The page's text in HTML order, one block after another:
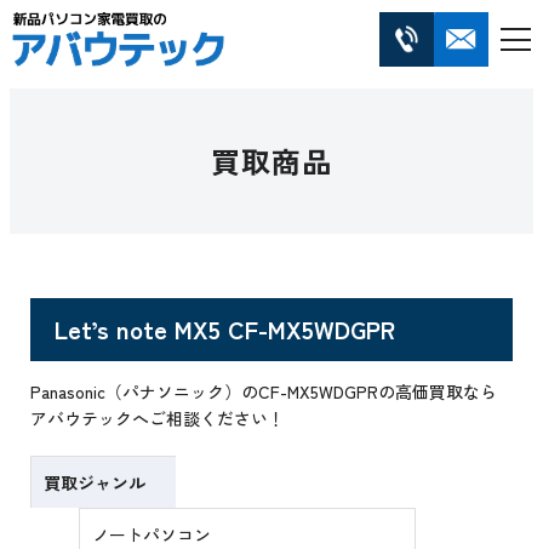
買取商品
Let’s note MX5 CF-MX5WDGPR
Panasonic（パナソニック）のCF-MX5WDGPRの高価買取なら
アバウテックへご相談ください！
買取ジャンル
ノートパソコン